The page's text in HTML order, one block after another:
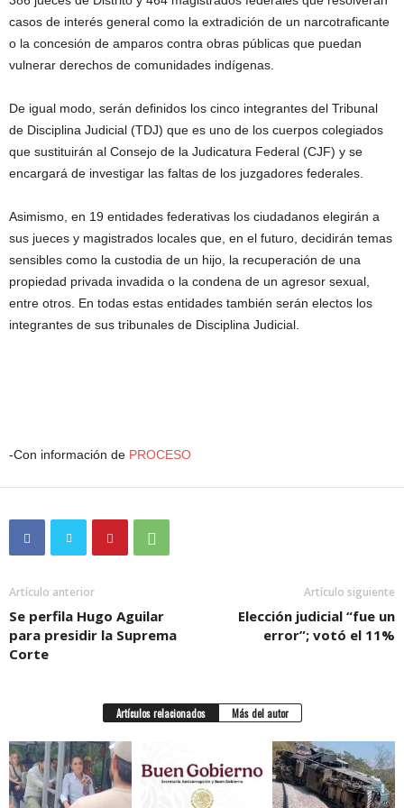
casos de interés general como la extradición de un narcotraficante
o la concesión de amparos contra obras públicas que puedan
vulnerar derechos de comunidades indígenas.
De igual modo, serán definidos los cinco integrantes del Tribunal
de Disciplina Judicial (TDJ) que es uno de los cuerpos colegiados
que sustituirán al Consejo de la Judicatura Federal (CJF) y se
encargará de investigar las faltas de los juzgadores federales.
Asimismo, en 19 entidades federativas los ciudadanos elegirán a
sus jueces y magistrados locales que, en el futuro, decidirán temas
sensibles como la custodia de un hijo, la recuperación de una
propiedad privada invadida o la condena de un agresor sexual,
entre otros. En todas estas entidades también serán electos los
integrantes de sus tribunales de Disciplina Judicial.
-Con información de PROCESO
Artículo anterior
Se perfila Hugo Aguilar
para presidir la Suprema
Corte
Artículo siguiente
Elección judicial “fue un
error”; votó el 11%
Artículos relacionados Más del autor